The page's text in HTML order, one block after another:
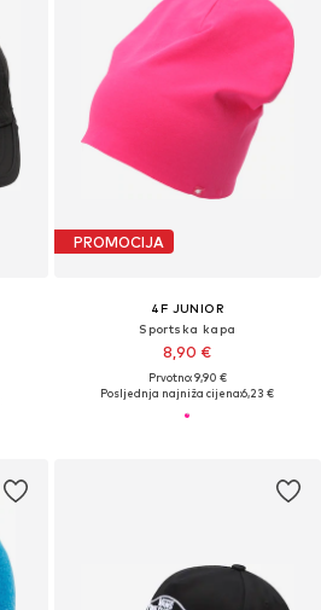
PROMOCIJA
4F JUNIOR
Sportska kapa
8,90 €
Prvotno: 9,90 €
Posljednja najniža cijena:6,23 €